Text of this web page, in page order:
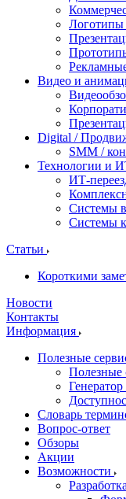
Видео и
Digital /
SMM /
Технологии и
ИТ-
Системы
Системы
Статьи
Короткими
Новости
Контакты
Информация
Полезные
Полезные
Словарь
Вопрос-ответ
Обзоры
Акции
Возможности
Разработка